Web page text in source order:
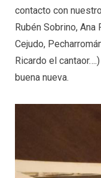
contacto con
Rubén Sobrino, Ana
Cejudo,
Ricardo el
buena nueva.